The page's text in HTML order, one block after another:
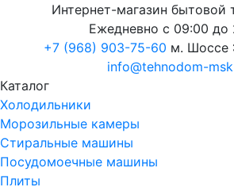
Интернет-магазин бытовой
Ежедневно с 09:00 до
+7 (968) 903-75-60 м. Шоссе
info@tehnodom-
Каталог
Холодильники
Морозильные камеры
Стиральные машины
Посудомоечные машины
Плиты